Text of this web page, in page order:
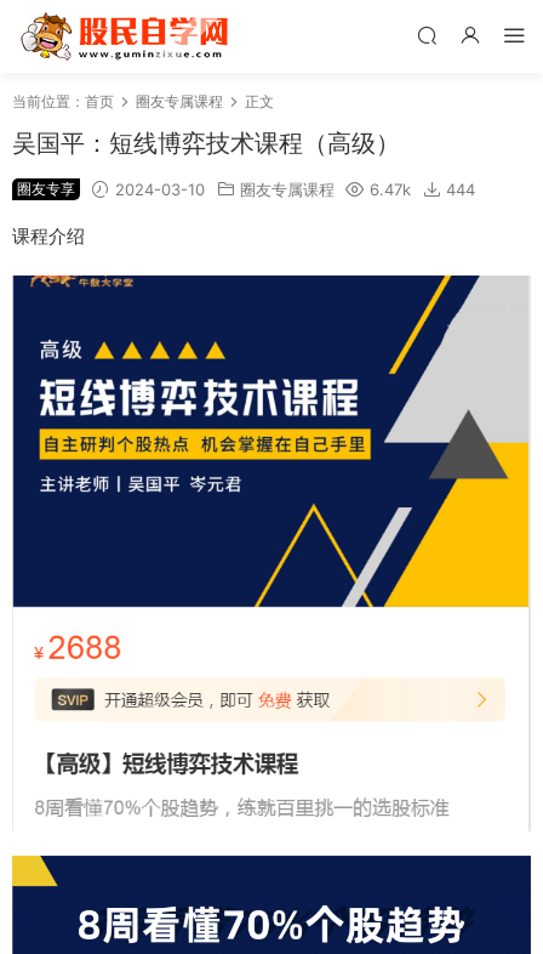
当前位置： 首页 圈友专属课程 正文
吴国平：短线博弈技术课程（高级）
圈友专享 2024-03-10 圈友专属课程 6.47k 444
课程介绍